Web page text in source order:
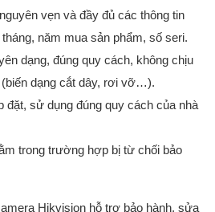
vẹn và đầy đủ các thông tin
năm mua sản phẩm, số seri.
dạng, đúng quy cách, không chịu
dạng cắt dây, rơi vỡ…).
đặt, sử dụng đúng quy cách của nhà
trong trường hợp bị từ chối bảo
Hikvision hỗ trợ bảo hành, sửa